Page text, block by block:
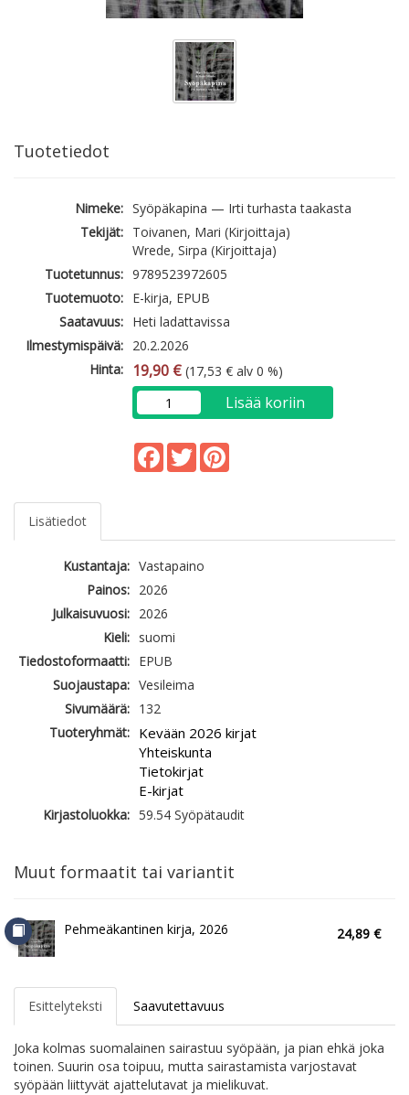
Tuotetiedot
Nimeke: Syöpäkapina — Irti turhasta taakasta
Tekijät: Toivanen, Mari (Kirjoittaja)
Wrede, Sirpa (Kirjoittaja)
Tuotetunnus: 9789523972605
Tuotemuoto: E-kirja, EPUB
Saatavuus: Heti ladattavissa
Ilmestymispäivä: 20.2.2026
Hinta:
19,90 € (17,53 € alv 0 %)
Lisää koriin
Facebook
Twitter
Lisätiedot
Kustantaja: Vastapaino
Painos: 2026
Julkaisuvuosi: 2026
Kieli: suomi
Tiedostoformaatti: EPUB
Suojaustapa: Vesileima
Sivumäärä: 132
Tuoteryhmät: Kevään 2026 kirjat
Yhteiskunta
Tietokirjat
E-kirjat
Kirjastoluokka: 59.54 Syöpätaudit
Muut formaatit tai variantit
Pehmeäkantinen kirja, 2026 24,89 €
Esittelyteksti Saavutettavuus
Joka kolmas suomalainen sairastuu syöpään, ja pian ehkä joka
toinen. Suurin osa toipuu, mutta sairastamista varjostavat
syöpään liittyvät ajattelutavat ja mielikuvat.